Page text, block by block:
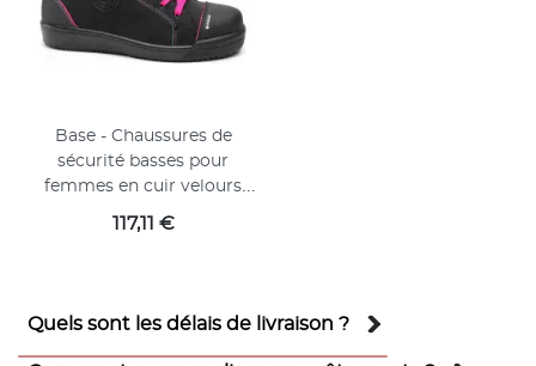
Base - Chaussures de
sécurité basses pour
femmes en cuir velours
noir et rose MARGOT TOP
S3
Prix
117,11 €
Quels sont les délais de livraison ?